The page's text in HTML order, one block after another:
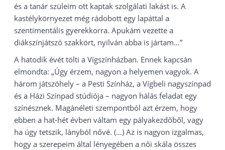
és a tanár szüleim ott kaptak szolgálati lakást is. A
kastélykörnyezet még rádobott egy lapáttal a
szentimentális gyerekkorra. Apukám vezette a
diákszínjátszó szakkört, nyilván abba is jártam…”
A hatodik évét tölti a Vígszínházban. Ennek kapcsán
elmondta: „Úgy érzem, nagyon a helyemen vagyok. A
három játszóhely – a Pesti Színház, a Vígbeli nagyszínpad
és a Házi Színpad stúdiója – nagyon hálás feladat egy
színésznek. Magánéleti szempontból azt érzem, hogy
ebben a hat-hét évben váltam egy pályakezdőből, vagy
ha úgy tetszik, lányból nővé. (…) Az is nagyon izgalmas,
hogy a szerepeim által lényegében a női skála összes